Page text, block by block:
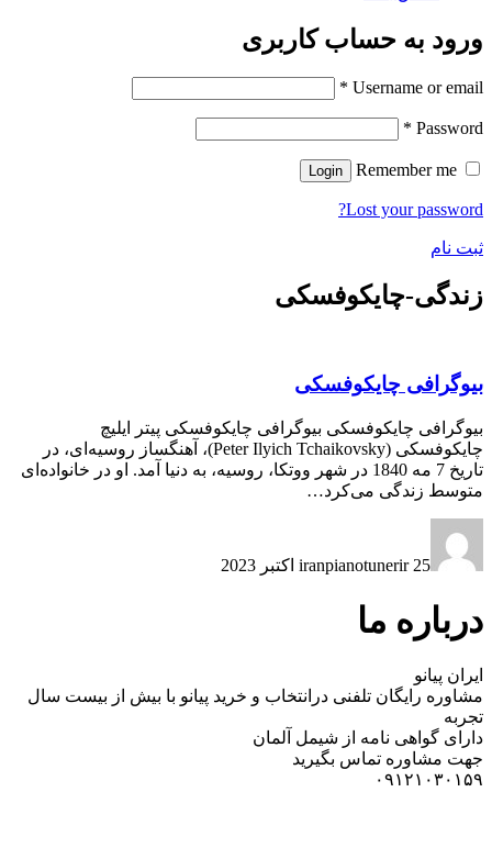
ورود به حساب کاربری
Username or email
*
Password
*
Remember me
Login
Lost your password?
ثبت نام
زندگی-چایکوفسکی
بیوگرافی چایکوفسکی
بیوگرافی چایکوفسکی بیوگرافی چایکوفسکی پیتر ایلیچ
چایکوفسکی (Peter Ilyich Tchaikovsky)، آهنگساز روسیه‌ای، در
تاریخ 7 مه 1840 در شهر ووتکا، روسیه، به دنیا آمد. او در خانواده‌ای
متوسط زندگی می‌کرد…
iranpianotunerir 25 اکتبر 2023
درباره ما
ایران پیانو
مشاوره رایگان تلفنی درانتخاب و خرید پیانو با بیش از بیست سال
تجربه
دارای گواهی نامه از شیمل آلمان
جهت مشاوره تماس بگیرید
۰۹۱۲۱۰۳۰۱۵۹